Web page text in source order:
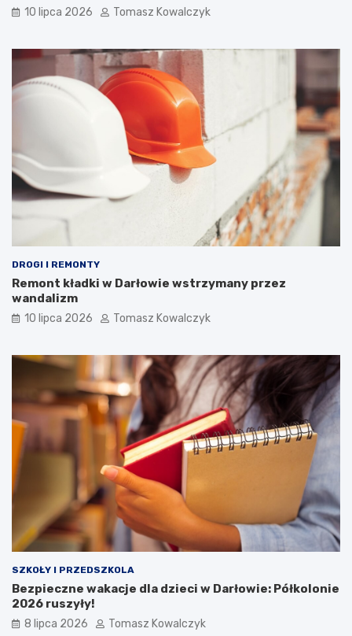
10 lipca 2026 Tomasz Kowalczyk
DROGI I REMONTY
Remont kładki w Darłowie wstrzymany przez
wandalizm
10 lipca 2026 Tomasz Kowalczyk
SZKOŁY I PRZEDSZKOLA
Bezpieczne wakacje dla dzieci w Darłowie: Półkolonie
2026 ruszyły!
8 lipca 2026 Tomasz Kowalczyk